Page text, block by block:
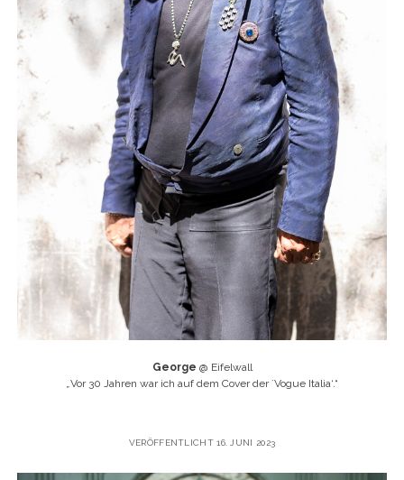
George @ Eifelwall
Vor 30 Jahren war ich auf dem Cover der ´Vogue Italia‘.“
VERÖFFENTLICHT 16. JUNI 2023